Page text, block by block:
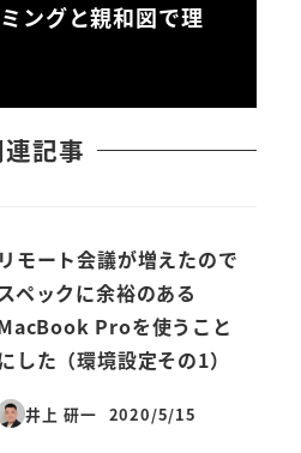
ングと親和図で理
記事
リモート会議が増えたので
ペックに余裕のある
Proを使うこと
した（環境設定その1）
井上 研一
投稿日
2020/5/15